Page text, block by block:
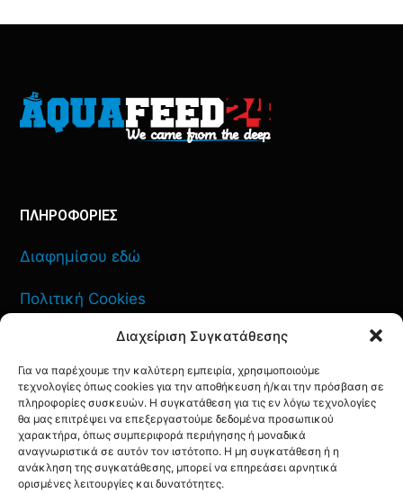
Διαχείριση Συγκατάθεσης
Για να παρέχουμε την καλύτερη εμπειρία, χρησιμοποιούμε
τεχνολογίες όπως cookies για την αποθήκευση ή/και την πρόσβαση σε
πληροφορίες συσκευών. Η συγκατάθεση για τις εν λόγω τεχνολογίες
θα μας επιτρέψει να επεξεργαστούμε δεδομένα προσωπικού
χαρακτήρα, όπως συμπεριφορά περιήγησης ή μοναδικά
αναγνωριστικά σε αυτόν τον ιστότοπο. Η μη συγκατάθεση ή η
ανάκληση της συγκατάθεσης, μπορεί να επηρεάσει αρνητικά
ορισμένες λειτουργίες και δυνατότητες.
ΠΛΗΡΟΦΟΡΙΕΣ
Διαφημίσου εδώ
Πολιτική Cookies
Πολιτική Απορρήτου
ΕΠΙΚΟΙΝΩΝΙΑ